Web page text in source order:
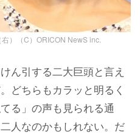
）（C）ORICON NewS inc.
ん引する二大巨頭と言え
どちらもカラッと明るく
る」の声も見られる通
人なのかもしれない。だ